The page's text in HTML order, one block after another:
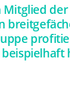
Mitglied